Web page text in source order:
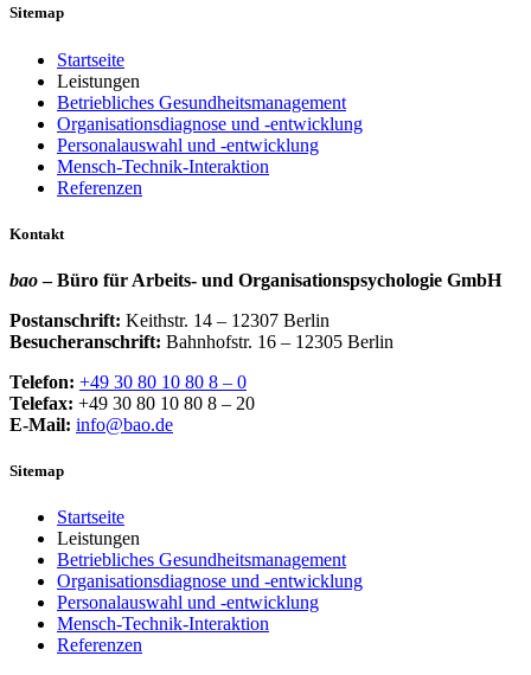
Sitemap
Startseite
Leistungen
Betriebliches Gesundheitsmanagement
Organisationsdiagnose und -entwicklung
Personalauswahl und -entwicklung
Mensch-Technik-Interaktion
Referenzen
Kontakt
bao– Büro für Arbeits- und Organisationspsychologie GmbH
Postanschrift: Keithstr. 14 – 12307 Berlin
Besucheranschrift: Bahnhofstr. 16 – 12305 Berlin
Telefon: +49 30 80 10 80 8 – 0
Telefax: +49 30 80 10 80 8 – 20
E-Mail: info@bao.de
Sitemap
Startseite
Leistungen
Betriebliches Gesundheitsmanagement
Organisationsdiagnose und -entwicklung
Personalauswahl und -entwicklung
Mensch-Technik-Interaktion
Referenzen